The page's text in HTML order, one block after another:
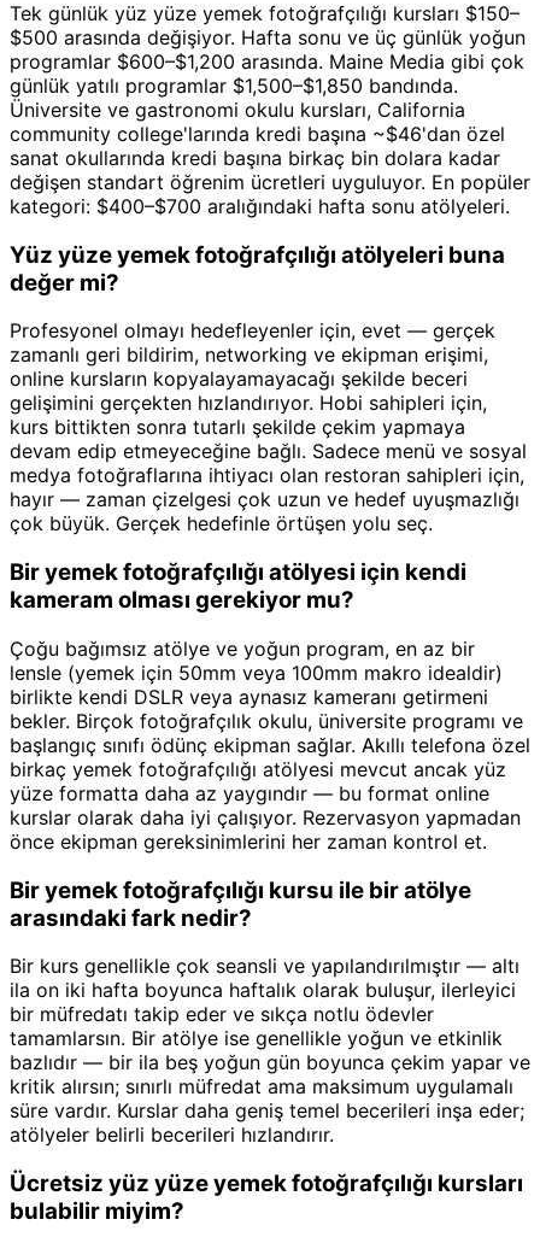
Tek günlük yüz yüze yemek fotoğrafçılığı kursları $150–
$500 arasında değişiyor. Hafta sonu ve üç günlük yoğun
programlar $600–$1,200 arasında. Maine Media gibi çok
günlük yatılı programlar $1,500–$1,850 bandında.
Üniversite ve gastronomi okulu kursları, California
community college'larında kredi başına ~$46'dan özel
sanat okullarında kredi başına birkaç bin dolara kadar
değişen standart öğrenim ücretleri uyguluyor. En popüler
kategori: $400–$700 aralığındaki hafta sonu atölyeleri.
Yüz yüze yemek fotoğrafçılığı atölyeleri buna
değer mi?
Profesyonel olmayı hedefleyenler için, evet — gerçek
zamanlı geri bildirim, networking ve ekipman erişimi,
online kursların kopyalayamayacağı şekilde beceri
gelişimini gerçekten hızlandırıyor. Hobi sahipleri için,
kurs bittikten sonra tutarlı şekilde çekim yapmaya
devam edip etmeyeceğine bağlı. Sadece menü ve sosyal
medya fotoğraflarına ihtiyacı olan restoran sahipleri için,
hayır — zaman çizelgesi çok uzun ve hedef uyuşmazlığı
çok büyük. Gerçek hedefinle örtüşen yolu seç.
Bir yemek fotoğrafçılığı atölyesi için kendi
kameram olması gerekiyor mu?
Çoğu bağımsız atölye ve yoğun program, en az bir
lensle (yemek için 50mm veya 100mm makro idealdir)
birlikte kendi DSLR veya aynasız kameranı getirmeni
bekler. Birçok fotoğrafçılık okulu, üniversite programı ve
başlangıç sınıfı ödünç ekipman sağlar. Akıllı telefona özel
birkaç yemek fotoğrafçılığı atölyesi mevcut ancak yüz
yüze formatta daha az yaygındır — bu format online
kurslar olarak daha iyi çalışıyor. Rezervasyon yapmadan
önce ekipman gereksinimlerini her zaman kontrol et.
Bir yemek fotoğrafçılığı kursu ile bir atölye
arasındaki fark nedir?
Bir kurs genellikle çok seansli ve yapılandırılmıştır — altı
ila on iki hafta boyunca haftalık olarak buluşur, ilerleyici
bir müfredatı takip eder ve sıkça notlu ödevler
tamamlarsın. Bir atölye ise genellikle yoğun ve etkinlik
bazlıdır — bir ila beş yoğun gün boyunca çekim yapar ve
kritik alırsın; sınırlı müfredat ama maksimum uygulamalı
süre vardır. Kurslar daha geniş temel becerileri inşa eder;
atölyeler belirli becerileri hızlandırır.
Ücretsiz yüz yüze yemek fotoğrafçılığı kursları
bulabilir miyim?